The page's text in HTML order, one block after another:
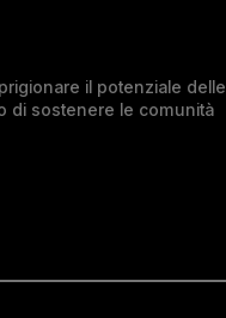
il potenziale delle
di sostenere le comunità